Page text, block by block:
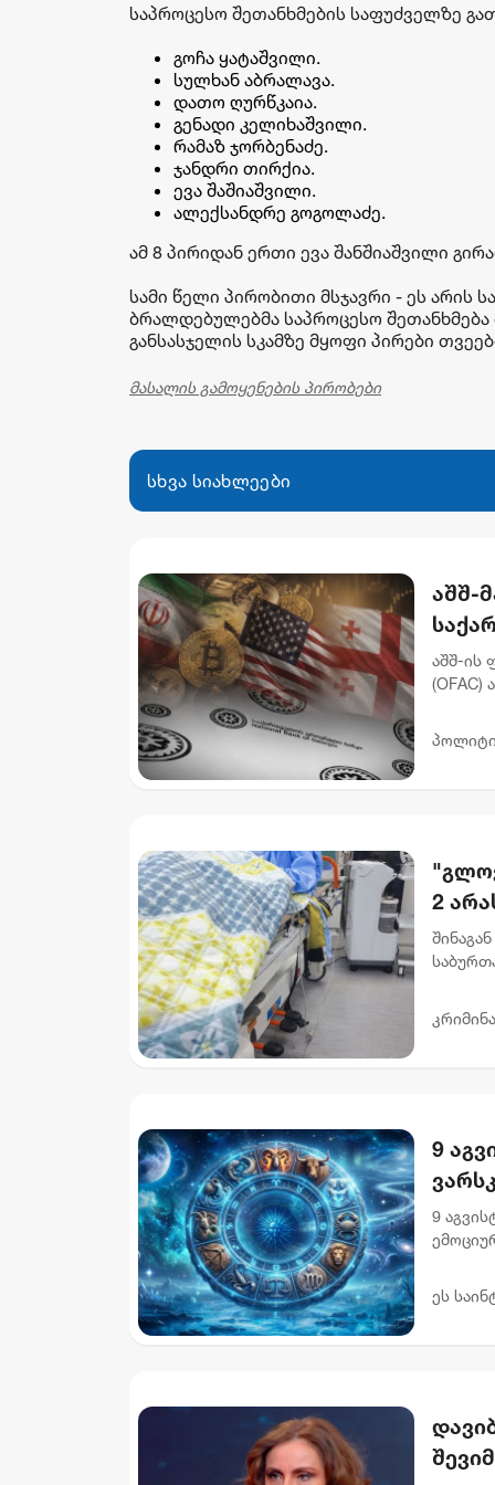
საპროცესო შეთანხმების საფუძველზე
გოჩა ყატაშვილი.
სულხან აბრალავა.
დათო ღურწკაია.
გენადი კელიხაშვილი.
რამაზ ჯორბენაძე.
ჯანდრი თირქია.
ევა შაშიაშვილი.
ალექსანდრე გოგოლაძე.
ამ 8 პირიდან ერთი ევა შანშიაშვილი
სამი წელი პირობითი მსჯავრი - ეს არის
ბრალდებულებმა საპროცესო
განსასჯელის სკამზე მყოფი პირები
მასალის გამოყენების პირობები
სხვა სიახლეები
აშშ-
აშშ-ის
(OFAC)
2
9
9
ეს